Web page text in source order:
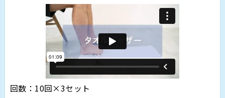
回数：10回×3セット